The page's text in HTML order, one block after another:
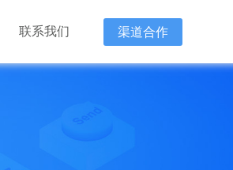
联系我们 渠道合作